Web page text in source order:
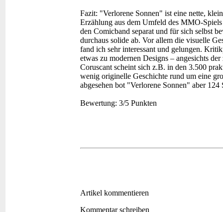
Fazit: "Verlorene Sonnen" ist eine nette,
Erzählung aus dem Umfeld des MMO-
den Comicband separat und für sich selbst
durchaus solide ab. Vor allem die visuelle
fand ich sehr interessant und gelungen.
etwas zu modernen Designs – angesichts
Coruscant scheint sich z.B. in den 3.500
wenig originelle Geschichte rund um eine
abgesehen bot "Verlorene Sonnen" aber
Bewertung: 3/5 Punkten
Artikel kommentieren
Kommentar schreiben